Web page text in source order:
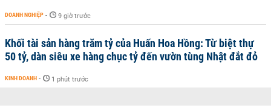
DOANH NGHIỆP - 9 giờ trước
Khối tài sản hàng trăm tỷ của Huấn Hoa Hồng: Từ biệt thự
50 tỷ, dàn siêu xe hàng chục tỷ đến vườn tùng Nhật đắt đỏ
KINH DOANH - 1 phút trước